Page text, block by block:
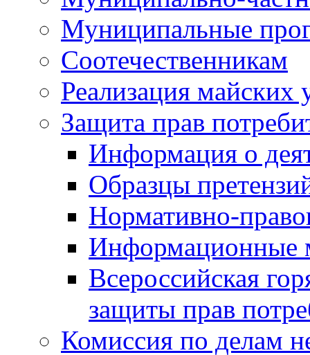
Муниципальные
Соотечественникам
Реализация майских
Защита прав
Информация о
Образцы
Нормативно-
Информационные
Всероссийская
защиты прав
Комиссия по делам